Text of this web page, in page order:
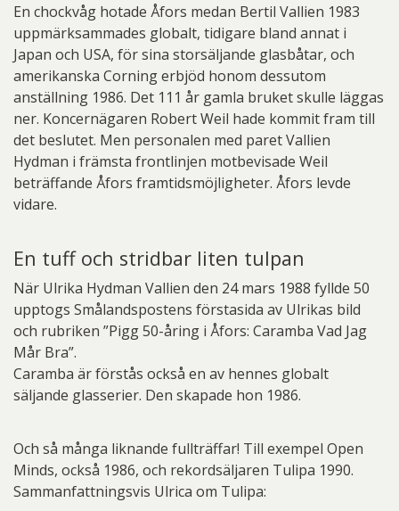
En chockvåg hotade Åfors medan Bertil Vallien 1983
uppmärksammades globalt, tidigare bland annat i
Japan och USA, för sina storsäljande glasbåtar, och
amerikanska Corning erbjöd honom dessutom
anställning 1986. Det 111 år gamla bruket skulle läggas
ner. Koncernägaren Robert Weil hade kommit fram till
det beslutet. Men personalen med paret Vallien
Hydman i främsta frontlinjen motbevisade Weil
beträffande Åfors framtidsmöjligheter. Åfors levde
vidare.
En tuff och stridbar liten tulpan
När Ulrika Hydman Vallien den 24 mars 1988 fyllde 50
upptogs Smålandspostens förstasida av Ulrikas bild
och rubriken ”Pigg 50-åring i Åfors: Caramba Vad Jag
Mår Bra”.
Caramba är förstås också en av hennes globalt
säljande glasserier. Den skapade hon 1986.
Och så många liknande fullträffar! Till exempel Open
Minds, också 1986, och rekordsäljaren Tulipa 1990.
Sammanfattningsvis Ulrica om Tulipa: